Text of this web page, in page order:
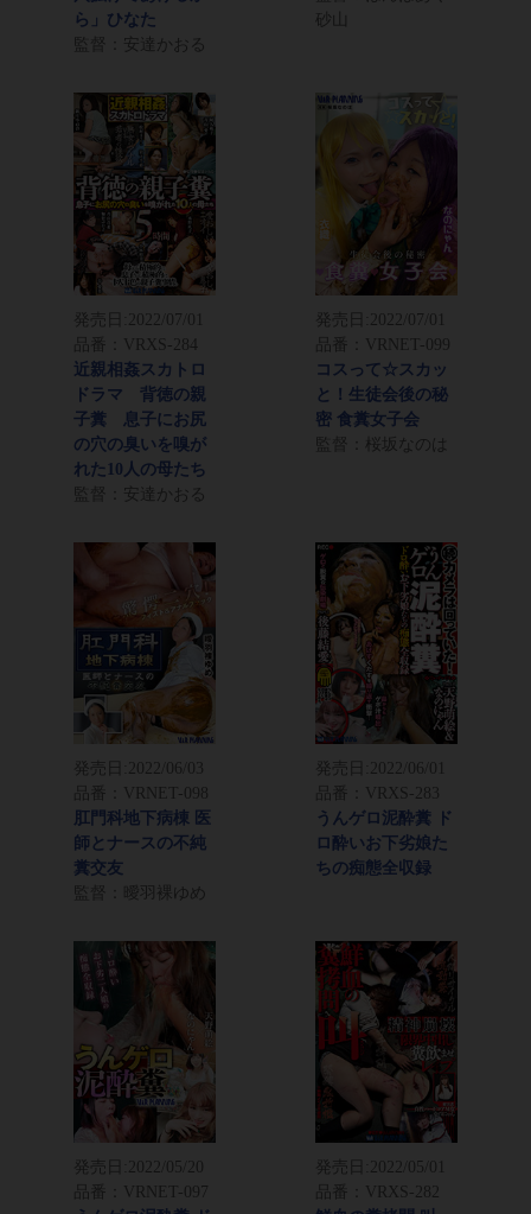
ら」ひなた
監督：安達かおる
発売日:
2022/07/01
品番：VRXS-284
近親相姦スカトロ
ドラマ 背徳の親
子糞 息子にお尻
の穴の臭いを嗅が
れた10人の母たち
監督：安達かおる
発売日:
2022/07/01
品番：VRNET-099
コスって☆スカッ
と！生徒会後の秘
密 食糞女子会
監督：桜坂なのは
発売日: 2022/06/03
品番：VRNET-098
肛門科地下病棟 医
師とナースの不純
糞交友
監督：曖羽裸ゆめ
発売日: 2022/06/01
品番：VRXS-283
うんゲロ泥酔糞 ド
ロ酔いお下劣娘た
ちの痴態全収録
発売日: 2022/05/20
品番：VRNET-097
発売日: 2022/05/01
品番：VRXS-282